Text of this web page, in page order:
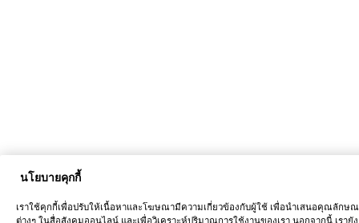
นโยบายคุกกี้
เราใช้คุกกี้เพื่อปรับให้เนื้อหาและโฆษณามีความเกี่ยวข้องกับผู้ใช้ เพื่อนำเสนอคุณลักษ